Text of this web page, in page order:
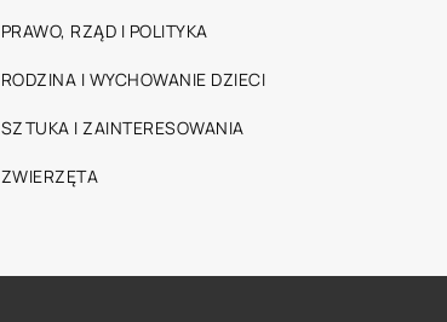
PRAWO, RZĄD I POLITYKA
RODZINA I WYCHOWANIE DZIECI
SZTUKA I ZAINTERESOWANIA
ZWIERZĘTA